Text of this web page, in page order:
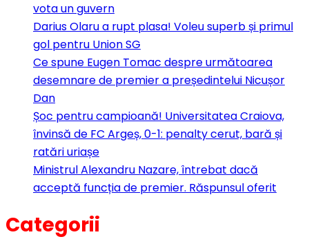
vota un guvern
Darius Olaru a rupt plasa! Voleu superb și primul
gol pentru Union SG
Ce spune Eugen Tomac despre următoarea
desemnare de premier a președintelui Nicușor
Dan
Șoc pentru campioană! Universitatea Craiova,
învinsă de FC Argeș, 0-1: penalty cerut, bară și
ratări uriașe
Ministrul Alexandru Nazare, întrebat dacă
acceptă funcția de premier. Răspunsul oferit
Categorii